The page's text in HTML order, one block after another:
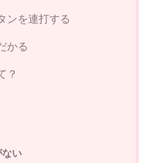
ンを連打する
かる
？
ない